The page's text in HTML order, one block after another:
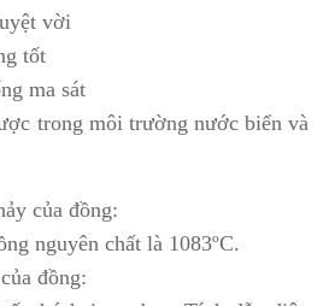
vời
tốt
ma sát
trong môi trường nước biển và
của đồng:
nguyên chất là 1083ºC.
đồng: